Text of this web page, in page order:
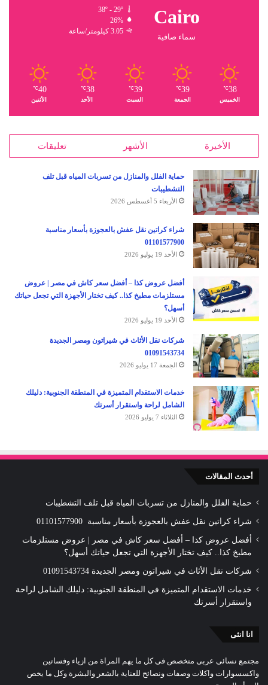
Cairo
سماء صافية
38º - 29º
26%
3.05 كيلومتر/ساعة
38
℃
الخميس
39
℃
الجمعة
39
℃
السبت
38
℃
الأحد
40
℃
الأثنين
الأخيرة الأشهر تعليقات
حماية الفلل والمنازل من تسربات المياه قبل تلف
التشطيبات
الأربعاء 5 أغسطس 2026
شراء كراتين نقل عفش بالعجوزة بأسعار مناسبة
01101577900
الأحد 19 يوليو 2026
أفضل عروض كذا – أفضل سعر كاش في مصر | عروض
مستلزمات مطبخ كذا.. كيف تختار الأجهزة التي تجعل حياتك
أسهل؟
الأحد 19 يوليو 2026
شركات نقل الأثاث في شيراتون ومصر الجديدة
01091543734
الجمعة 17 يوليو 2026
خدمات الاستقدام المتميزة في المنطقة الجنوبية: دليلك
الشامل لراحة واستقرار أسرتك
الثلاثاء 7 يوليو 2026
أحدث المقالات
حماية الفلل والمنازل من تسربات المياه قبل تلف التشطيبات
شراء كراتين نقل عفش بالعجوزة بأسعار مناسبة 01101577900
أفضل عروض كذا – أفضل سعر كاش في مصر | عروض مستلزمات
مطبخ كذا.. كيف تختار الأجهزة التي تجعل حياتك أسهل؟
شركات نقل الأثاث في شيراتون ومصر الجديدة 01091543734
خدمات الاستقدام المتميزة في المنطقة الجنوبية: دليلك الشامل لراحة
واستقرار أسرتك
انا انثى
مجتمع نسائى عربى متخصص فى كل ما يهم المراة من ازياء وفساتين
واكسسوارات واكلات وصفات ونصائح للعناية بالشعر والبشرة وكل ما يخص